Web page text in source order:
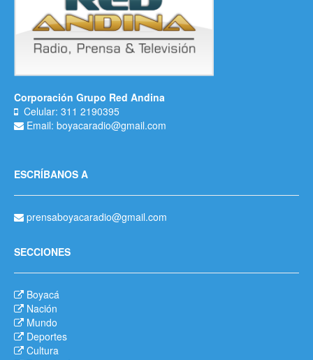
Corporación Grupo Red Andina
Celular: 311 2190395
Email: boyacaradio@gmail.com
ESCRÍBANOS A
prensaboyacaradio@gmail.com
SECCIONES
Boyacá
Nación
Mundo
Deportes
Cultura